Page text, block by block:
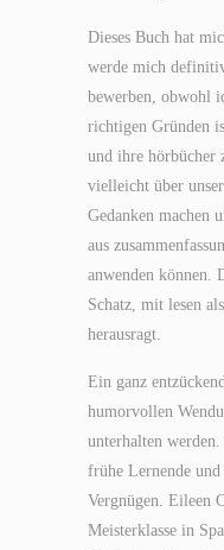
Dieses Buch hat
werde mich
bewerben, obwohl
richtigen Gründen
und ihre hörbücher
vielleicht über
Gedanken machen
aus
anwenden können.
Schatz, mit lesen
herausragt.
Ein ganz
humorvollen
unterhalten
frühe Lernende
Vergnügen. Eileen
Meisterklasse in